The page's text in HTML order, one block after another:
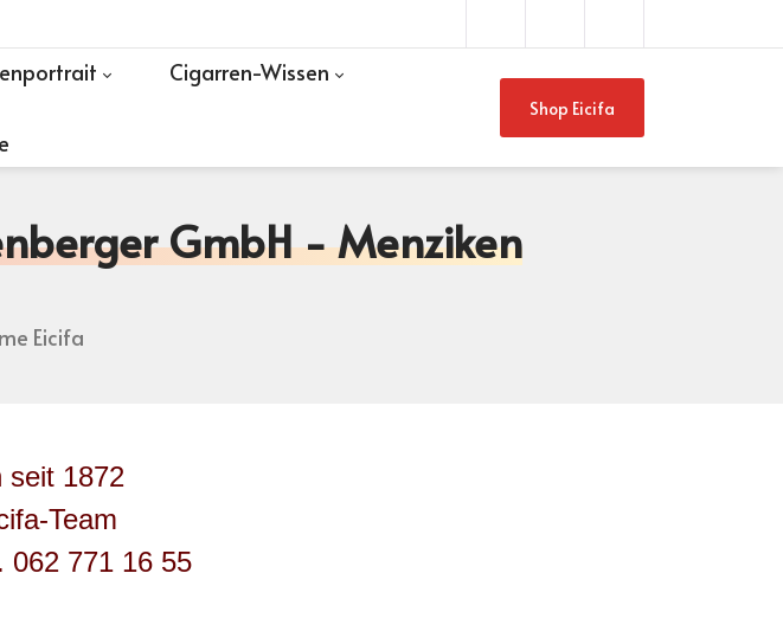
Cigarren-Wissen
Shop Eicifa
GmbH - Menziken
Eicifa
seit 1872
Team
062 771 16 55